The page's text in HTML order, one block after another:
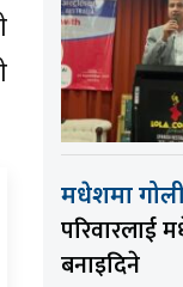
मधेशमा
परिवारलाई
बनाइदिने